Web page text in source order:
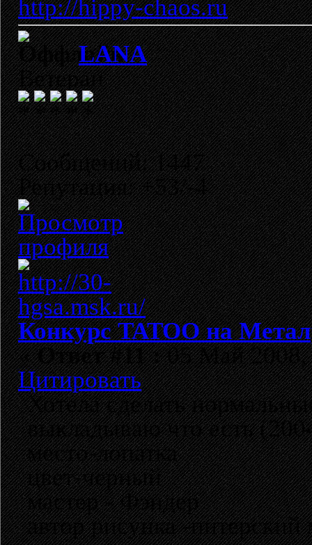
http://hippy-chaos.ru
LANA
Ветеран
Сообщений: 1447
Репутация: +53/-4
Конкурс TATOO на
«Ответ #11 :05 Май 2008,
Цитировать
Хотела сделать
выкладываю что есть
место-лопатка
цвет-черный
мастер - Фэндер
автор рисунка -